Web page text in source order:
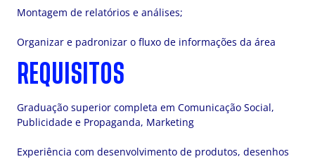
Montagem de relatórios e análises;
Organizar e padronizar o fluxo de informações da área
REQUISITOS
Graduação superior completa em Comunicação Social,
Publicidade e Propaganda, Marketing
Experiência com desenvolvimento de produtos, desenhos